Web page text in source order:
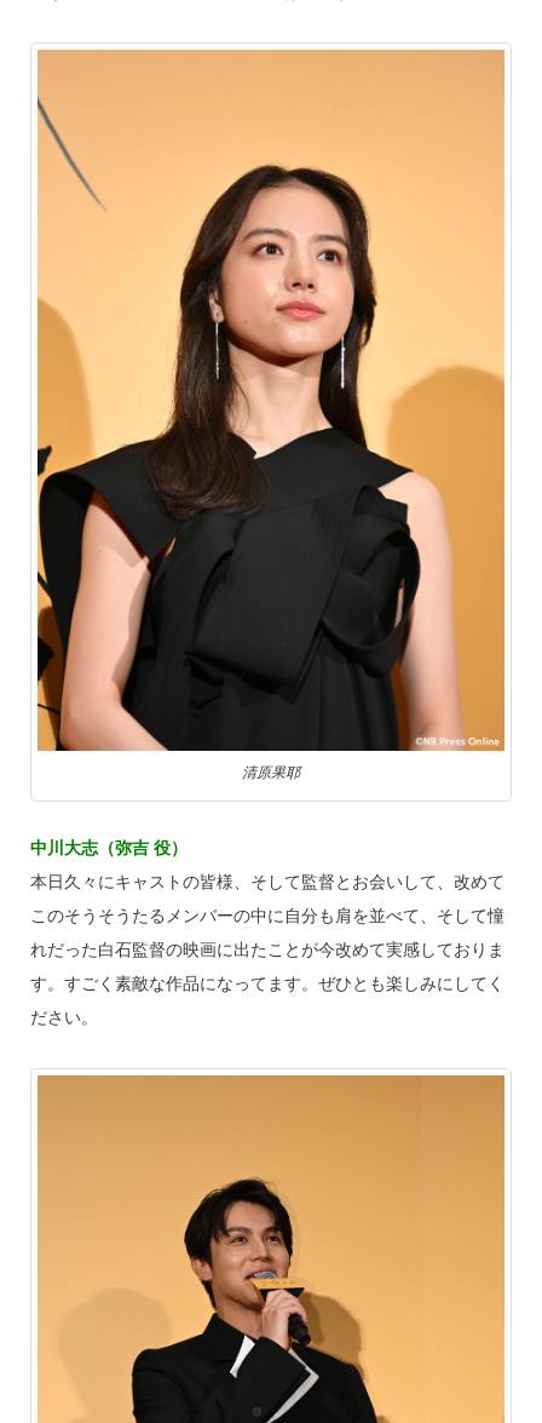
清原果耶
中川大志（弥吉 役）
本日久々にキャストの皆様、そして監督とお会いして、改めて
このそうそうたるメンバーの中に自分も肩を並べて、そして憧
れだった白石監督の映画に出たことが今改めて実感しておりま
す。すごく素敵な作品になってます。ぜひとも楽しみにしてく
ださい。